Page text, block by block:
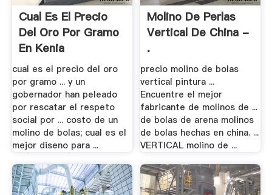
Cual Es El Precio
Del Oro Por Gramo
En Kenia
cual es el precio del oro
por gramo ... y un
gobernador han peleado
por rescatar el respeto
social por ... costo de un
molino de bolas; cual es el
mejor diseno para ...
Molino De Perlas
Vertical De China -
.
precio molino de bolas
vertical pintura ...
Encuentre el mejor
fabricante de molinos de ...
de bolas de arena molinos
de bolas hechas en china. ...
VERTICAL molino de ...